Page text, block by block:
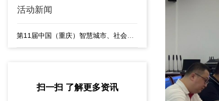
活动新闻
扫一扫 了解更多资讯